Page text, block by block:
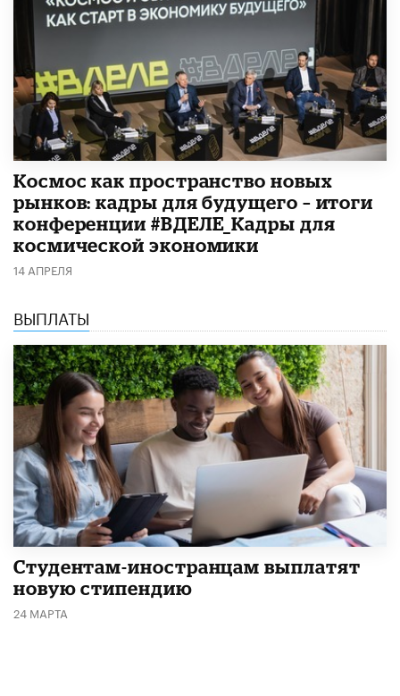
Космос как пространство новых
рынков: кадры для будущего – итоги
конференции #ВДЕЛЕ_Кадры для
космической экономики
14 АПРЕЛЯ
ВЫПЛАТЫ
Студентам-иностранцам выплатят
новую стипендию
24 МАРТА